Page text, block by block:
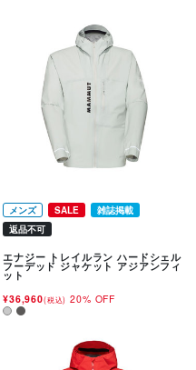
メンズ SALE
雑誌掲載
返品不可
エナジー トレイルラン ハードシェル
フーデッド ジャケット アジアンフィ
ット
¥36,960(税込) 20% OFF